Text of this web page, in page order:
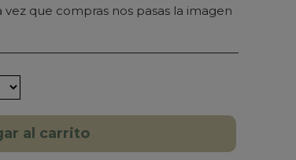
que compras nos pasas la imagen
al carrito